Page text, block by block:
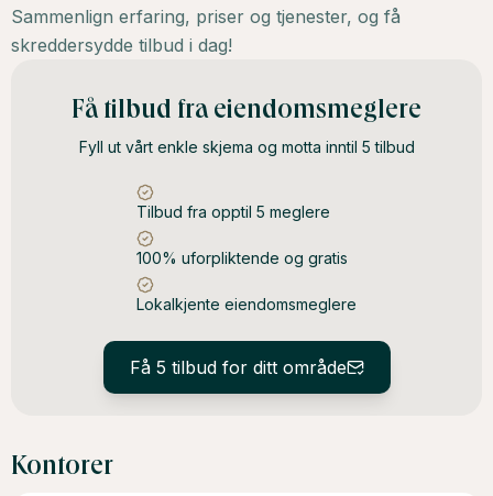
Sammenlign erfaring, priser og tjenester, og få
skreddersydde tilbud i dag!
Få tilbud fra eiendomsmeglere
Fyll ut vårt enkle skjema og motta inntil 5 tilbud
Tilbud fra opptil 5 meglere
100% uforpliktende og gratis
Lokalkjente eiendomsmeglere
Få 5 tilbud for ditt område
Kontorer